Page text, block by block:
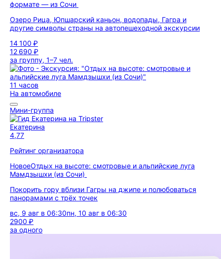
формате — из Сочи
Озеро Рица, Юпшарский каньон, водопады, Гагра и
другие символы страны на автопешеходной экскурсии
14 100 ₽
12 690 ₽
за группу, 1–7 чел.
11 часов
На автомобиле
Мини-группа
Екатерина
4,77
Рейтинг организатора
НовоеОтдых на высоте: смотровые и альпийские луга
Мамдзышхи (из Сочи)
Покорить гору вблизи Гагры на джипе и полюбоваться
панорамами с трёх точек
вс, 9 авг в 06:30пн, 10 авг в 06:30
2900 ₽
за одного